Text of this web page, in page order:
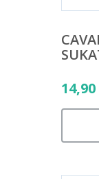
14,90